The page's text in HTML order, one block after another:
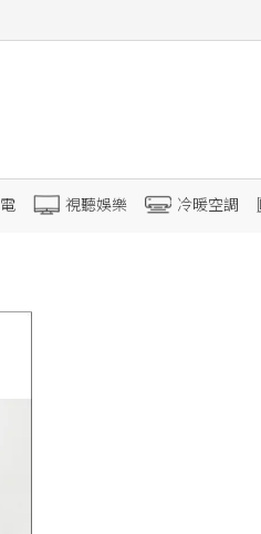
視聽娛樂 冷暖空調